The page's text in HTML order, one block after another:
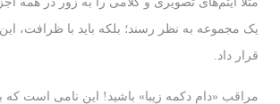
یک مجموعه به نظر رسند؛ بلکه باید با ظرافت،
قرار داد.
مراقب «دام دکمه‌ زیبا» باشید! این نامی است